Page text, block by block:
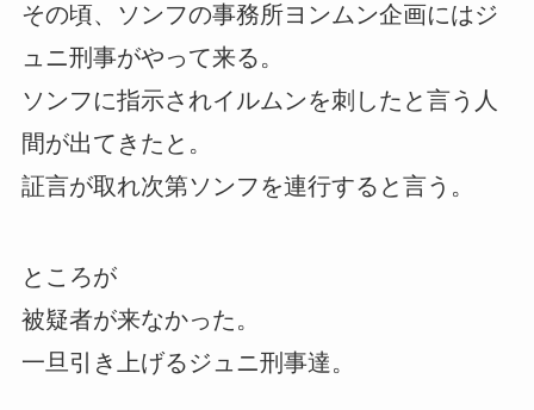
その頃、ソンフの事務所ヨンムン企画にはジ
ュニ刑事がやって来る。
ソンフに指示されイルムンを刺したと言う人
間が出てきたと。
証言が取れ次第ソンフを連行すると言う。
ところが
被疑者が来なかった。
一旦引き上げるジュニ刑事達。